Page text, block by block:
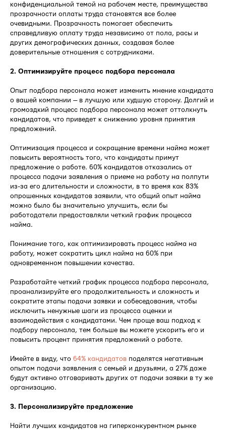
конфиденциальной темой на рабочем месте, преимущества
прозрачности оплаты труда становятся все более
очевидными. Прозрачность помогает обеспечить
справедливую оплату труда независимо от пола, расы и
других демографических данных, создавая более
доверительные отношения с сотрудниками.
2. Оптимизируйте процесс подбора персонала
Опыт подбора персонала может изменить мнение кандидата
о вашей компании — в лучшую или худшую сторону. Долгий и
громоздкий процесс подбора персонала может оттолкнуть
кандидатов, что приведет к снижению уровня принятия
предложений.
Оптимизация процесса и сокращение времени найма может
повысить вероятность того, что кандидаты примут
предложение о работе. 60% кандидатов отказались от
процесса подачи заявления о приеме на работу на полпути
из-за его длительности и сложности, в то время как 83%
опрошенных кандидатов заявили, что общий опыт найма
можно было бы значительно улучшить, если бы
работодатели предоставляли четкий график процесса
найма.
Понимание того, как оптимизировать процесс найма на
работу, может сократить цикл найма на 60% при
одновременном повышении качества.
Разработайте четкий график процесса подбора персонала,
проанализируйте его продолжительность и сложность и
сократите этапы подачи заявки и собеседования, чтобы
исключить ненужные шаги из процесса оценки и
взаимодействия с кандидатами. Чем проще ваш подход к
подбору персонала, тем больше вы можете ускорить его и
повысить процент принятия предложений о работе.
Имейте в виду, что 64% кандидатов поделятся негативным
опытом подачи заявления с семьей и друзьями, а 27% даже
будут активно отговаривать других от подачи заявки в ту же
организацию.
3. Персонализируйте предложение
Найти лучших кандидатов на гиперконкурентном рынке